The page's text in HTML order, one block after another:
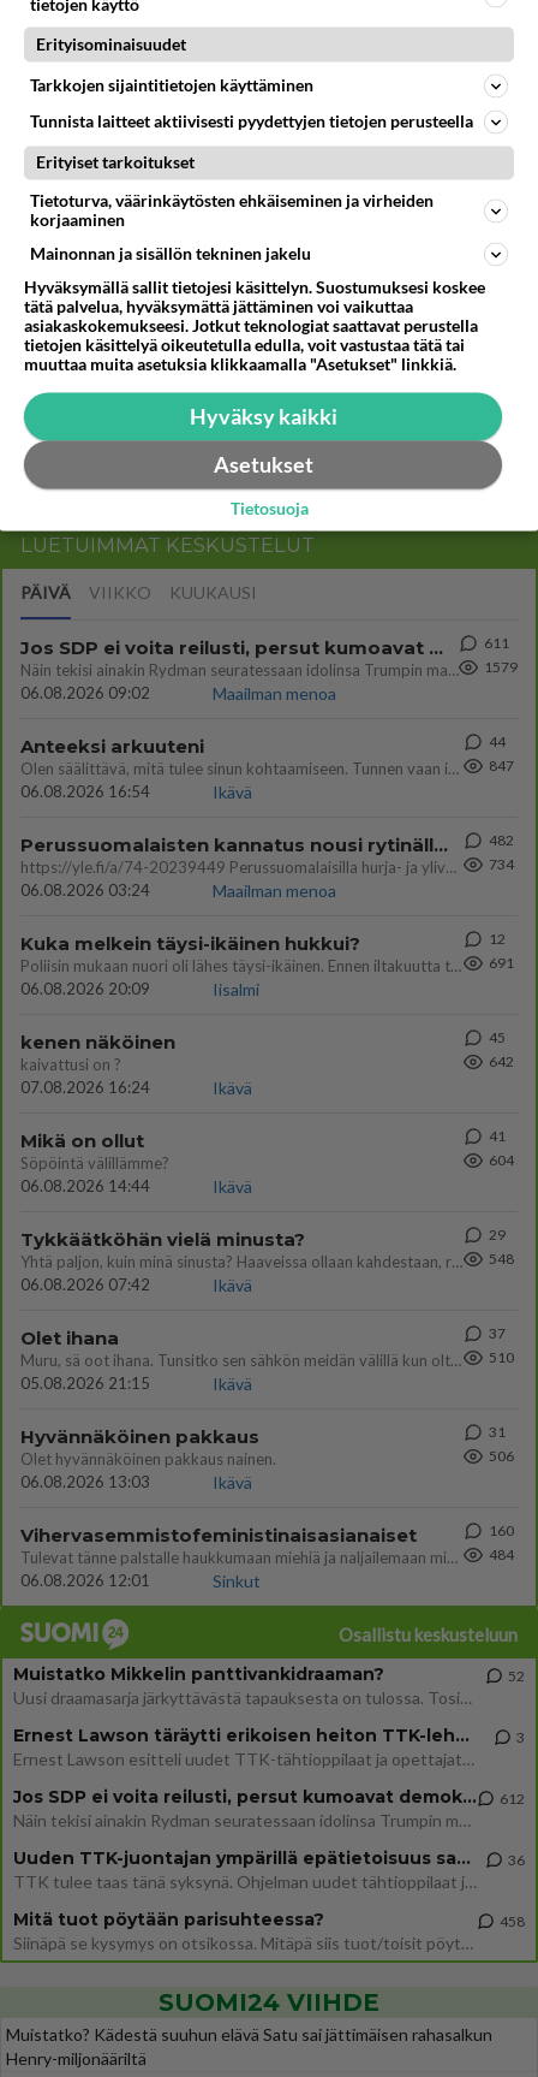
Anonyymi
2025-02-26 15:47:54
joka noin "huutaa" hoitoa!
Öljynvaihto on autoilussa siitä helpommasta
päästä, joten viesti on ostajalle
selvä, mistään muustakaan tuskin on huolehdittu!
Äänestä Kommentoi
Kommentoi aloitusta...
Ketjusta on poistettu1sääntöjenvastaista viestiä.
Takaisin ylös
LUETUIMMAT KESKUSTELUT
PÄIVÄ VIIKKO KUUKAUSI
Jos SDP ei voita reilusti, persut kumoavat demokratian Suomesta
Näin tekisi ainakin Rydman seuratessaan idolinsa Trumpin mallia https://www.is.fi/politiikka/art-2000012187244.html
06.08.2026 09:02
Maailman menoa
611
1579
Anteeksi arkuuteni
Olen säälittävä, mitä tulee sinun kohtaamiseen. Tunnen vaan itseni todella epävarmaksi sun kanssa. Jos minun olisi pitän
06.08.2026 16:54
Ikävä
44
847
Perussuomalaisten kannatus nousi rytinällä Ylen tänään julkaisemassa tuoreimmassa gallup-kyselyssä.
https://yle.fi/a/74-20239449 Perussuomalaisilla hurja- ja ylivoimaisesti suurin nousu tässä uudessa Ylen gallupissa. Kyl
06.08.2026 03:24
Maailman menoa
482
734
Kuka melkein täysi-ikäinen hukkui?
Poliisin mukaan nuori oli lähes täysi-ikäinen. Ennen iltakuutta tulleen ilmoituksen mukaan ihminen oli joutunut mahdoll
06.08.2026 20:09
Iisalmi
12
691
kenen näköinen
kaivattusi on ?
07.08.2026 16:24
Ikävä
45
642
Mikä on ollut
Söpöintä välillämme?
06.08.2026 14:44
Ikävä
41
604
Tykkäätköhän vielä minusta?
Yhtä paljon, kuin minä sinusta? Haaveissa ollaan kahdestaan, rauhassa ja lähennytään fyysisesti ja tutustutaan syvemmin
06.08.2026 07:42
Ikävä
29
548
Olet ihana
Muru, sä oot ihana. Tunsitko sen sähkön meidän välillä kun oltiin ihan låhekkäin? 👩‍❤️‍👩❤️😼😘
05.08.2026 21:15
Ikävä
37
510
Hyvännäköinen pakkaus
Olet hyvännäköinen pakkaus nainen.
06.08.2026 13:03
Ikävä
31
506
Vihervasemmistofeministinaisasianaiset
Tulevat tänne palstalle haukkumaan miehiä ja naljailemaan miehelle, kehuvat olevansa heitä parempia. Itse asuvat MIEHE
06.08.2026 12:01
Sinkut
160
484
Osallistu keskusteluun
Muistatko Mikkelin panttivankidraaman?
Uusi draamasarja järkyttävästä tapauksesta on tulossa. Tositapahtumiin perustuva sarja ammentaa vuoden 1986 Mikkelin pan
52
Ernest Lawson täräytti erikoisen heiton TTK-lehdistötilaisuudessa: " Onko tässä tarkoituksena...?"
Ernest Lawson esitteli uudet TTK-tähtioppilaat ja opettajat torstaina 6.8. lehdistölle. Tulevalla kaudella on yksi hausk
3
Jos SDP ei voita reilusti, persut kumoavat demokratian Suomesta
Näin tekisi ainakin Rydman seuratessaan idolinsa Trumpin mallia https://www.is.fi/politiikka/art-2000012187244.html
612
Uuden TTK-juontajan ympärillä epätietoisuus sakenee - Nyt MTV hämmentää soppaa
TTK tulee taas tänä syksynä. Ohjelman uudet tähtioppilaat julkistetaan torstaina 6. elokuuta klo 14 alkavassa lehdistö
36
Mitä tuot pöytään parisuhteessa?
Siinäpä se kysymys on otsikossa. Mitäpä siis tuot/toisit pöytään parisuhteessa? Oletko mies vai nainen? Koetko sen mitä
458
SUOMI24 VIIHDE
Muistatko? Kädestä suuhun elävä Satu sai jättimäisen rahasalkun
Henry-miljonääriltä
tietojen käyttö
Erityisominaisuudet
Tarkkojen sijaintitietojen käyttäminen
Tunnista laitteet aktiivisesti pyydettyjen tietojen perusteella
Erityiset tarkoitukset
Tietoturva, väärinkäytösten ehkäiseminen ja virheiden
korjaaminen
Mainonnan ja sisällön tekninen jakelu
Hyväksymällä sallit tietojesi käsittelyn. Suostumuksesi koskee
tätä palvelua, hyväksymättä jättäminen voi vaikuttaa
asiakaskokemukseesi. Jotkut teknologiat saattavat perustella
tietojen käsittelyä oikeutetulla edulla, voit vastustaa tätä tai
muuttaa muita asetuksia klikkaamalla "Asetukset" linkkiä.
Hyväksy kaikki
Asetukset
Tietosuoja